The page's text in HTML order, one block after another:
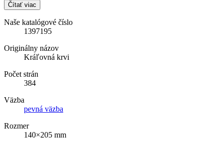
Čítať viac
Naše katalógové číslo
1397195
Originálny názov
Kráľovná krvi
Počet strán
384
Väzba
pevná väzba
Rozmer
140×205 mm